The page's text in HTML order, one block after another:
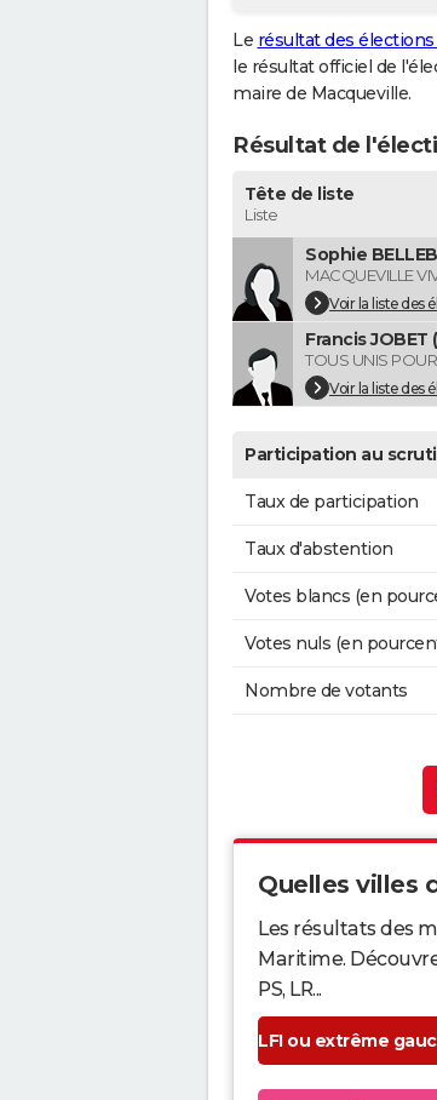
Le résultat des
le résultat officiel de
maire de Macqueville.
Résultat de
Tête de liste
Liste
Sophie
MACQUEVILLE
Voir la liste des
Francis JOBET
TOUS UNIS
Voir la liste des
Participation au
Taux de participation
Taux d'abstention
Votes blancs (en
Votes nuls (en
Nombre de votants
Quelles villes
Les résultats des
Maritime.
PS, LR...
LFI ou extrême